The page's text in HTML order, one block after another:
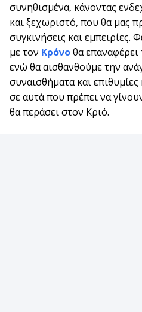
συνηθισμένα, κάνοντας
και ξεχωριστό, που θα μας
συγκινήσεις και εμπειρίες.
με τον Κρόνοθα επαναφέρει
ενώ θα αισθανθούμε την
συναισθήματα και
σε αυτά που πρέπει να
θα περάσει στον Κριό.